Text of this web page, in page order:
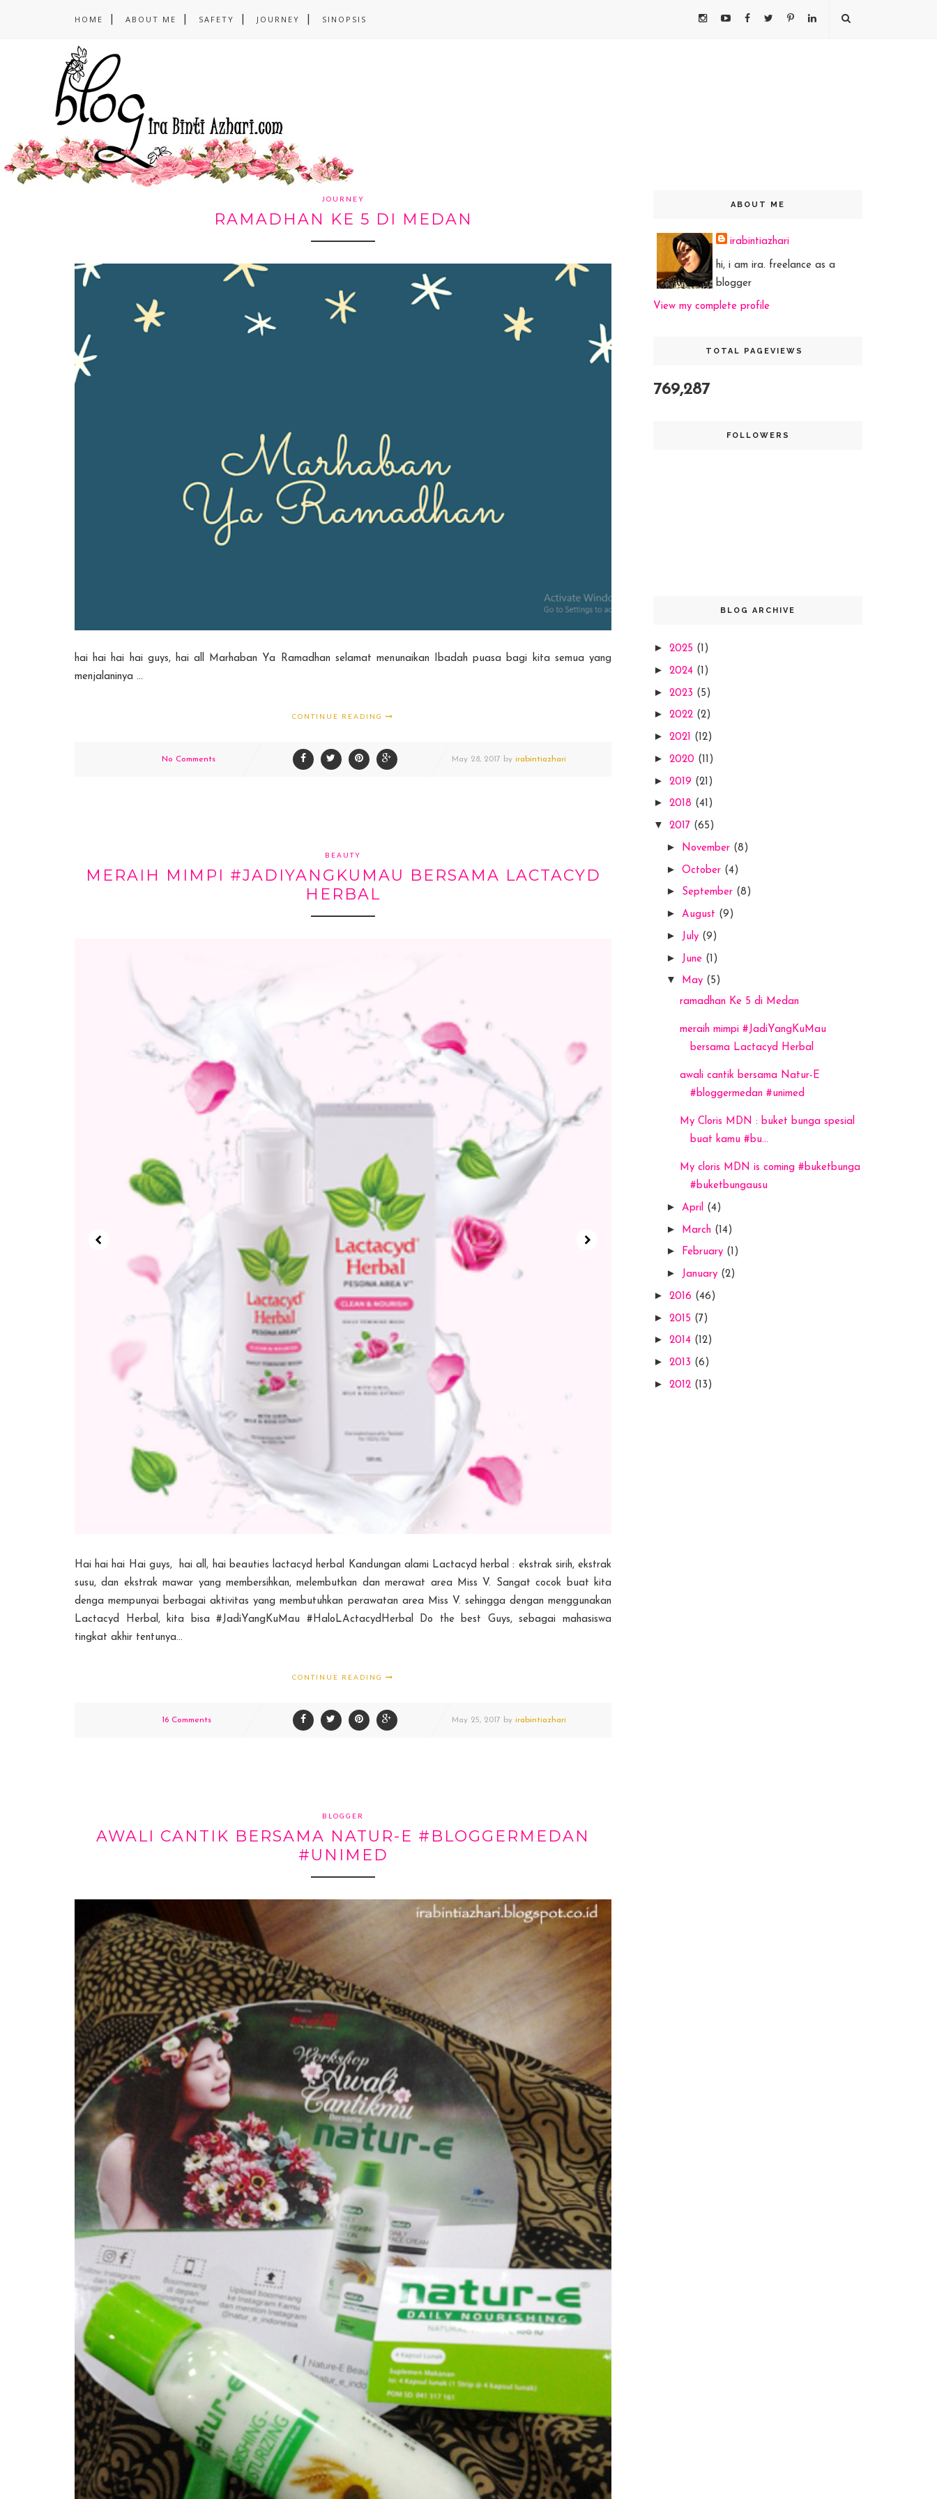
HOME ABOUT ME SAFETY JOURNEY SINOPSIS
JOURNEY
RAMADHAN KE 5 DI MEDAN
hai hai hai hai guys, hai all Marhaban Ya Ramadhan selamat menunaikan Ibadah puasa bagi kita semua yang
menjalaninya ...
CONTINUE READING
No Comments May 28, 2017 by irabintiazhari
BEAUTY
MERAIH MIMPI #JADIYANGKUMAU BERSAMA LACTACYD
HERBAL
Hai hai hai Hai guys, hai all, hai beauties lactacyd herbal Kandungan alami Lactacyd herbal : ekstrak sirih, ekstrak
susu, dan ekstrak mawar yang membersihkan, melembutkan dan merawat area Miss V. Sangat cocok buat kita
denga mempunyai berbagai aktivitas yang membutuhkan perawatan area Miss V. sehingga dengan menggunakan
Lactacyd Herbal, kita bisa #JadiYangKuMau #HaloLActacydHerbal Do the best Guys, sebagai mahasiswa
tingkat akhir tentunya...
CONTINUE READING
16 Comments May 25, 2017 by irabintiazhari
BLOGGER
AWALI CANTIK BERSAMA NATUR-E #BLOGGERMEDAN
#UNIMED
ABOUT ME
irabintiazhari
hi, i am ira. freelance as a
blogger
View my complete profile
TOTAL PAGEVIEWS
769,287
FOLLOWERS
BLOG ARCHIVE
► 2025 (1)
► 2024 (1)
► 2023 (5)
► 2022 (2)
► 2021 (12)
► 2020 (11)
► 2019 (21)
► 2018 (41)
▼ 2017 (65)
► November (8)
► October (4)
► September (8)
► August (9)
► July (9)
► June (1)
▼ May (5)
ramadhan Ke 5 di Medan
meraih mimpi #JadiYangKuMau
bersama Lactacyd Herbal
awali cantik bersama Natur-E
#bloggermedan #unimed
My Cloris MDN : buket bunga spesial
buat kamu #bu...
My cloris MDN is coming #buketbunga
#buketbungausu
► April (4)
► March (14)
► February (1)
► January (2)
► 2016 (46)
► 2015 (7)
► 2014 (12)
► 2013 (6)
► 2012 (13)